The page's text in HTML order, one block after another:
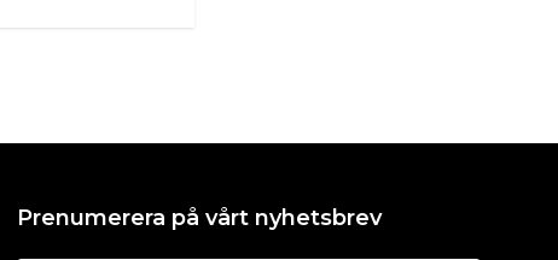
Prenumerera på vårt nyhetsbrev